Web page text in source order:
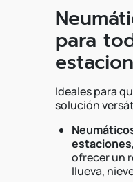
para
Ideales para
solución
estaciones
ofrecer un
llueva,